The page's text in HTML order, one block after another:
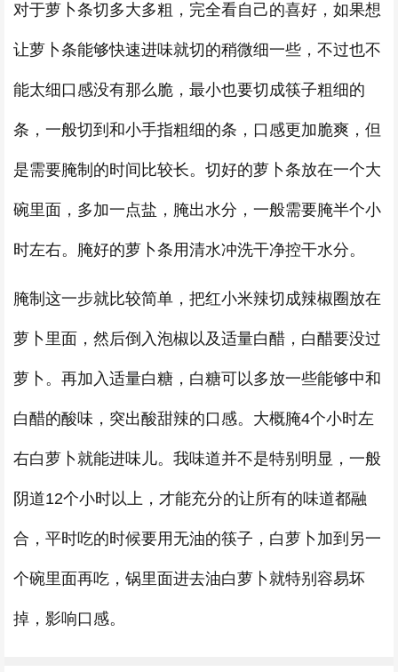
对于萝卜条切多大多粗，完全看自己的喜好，如果想
让萝卜条能够快速进味就切的稍微细一些，不过也不
能太细口感没有那么脆，最小也要切成筷子粗细的
条，一般切到和小手指粗细的条，口感更加脆爽，但
是需要腌制的时间比较长。切好的萝卜条放在一个大
碗里面，多加一点盐，腌出水分，一般需要腌半个小
时左右。腌好的萝卜条用清水冲洗干净控干水分。
腌制这一步就比较简单，把红小米辣切成辣椒圈放在
萝卜里面，然后倒入泡椒以及适量白醋，白醋要没过
萝卜。再加入适量白糖，白糖可以多放一些能够中和
白醋的酸味，突出酸甜辣的口感。大概腌4个小时左
右白萝卜就能进味儿。我味道并不是特别明显，一般
阴道12个小时以上，才能充分的让所有的味道都融
合，平时吃的时候要用无油的筷子，白萝卜加到另一
个碗里面再吃，锅里面进去油白萝卜就特别容易坏
掉，影响口感。